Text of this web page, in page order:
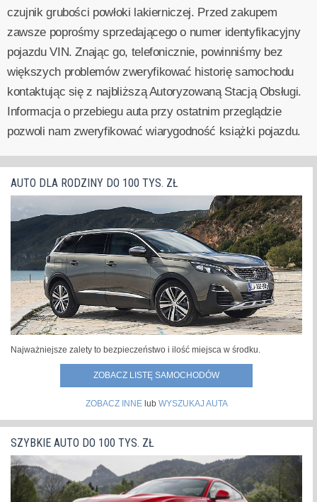
czujnik grubości powłoki lakierniczej. Przed zakupem
zawsze poprośmy sprzedającego o numer identyfikacyjny
pojazdu VIN. Znając go, telefonicznie, powinniśmy bez
większych problemów zweryfikować historię samochodu
kontaktując się z najbliższą Autoryzowaną Stacją Obsługi.
Informacja o przebiegu auta przy ostatnim przeglądzie
pozwoli nam zweryfikować wiarygodność książki pojazdu.
AUTO DLA RODZINY DO 100 TYS. ZŁ
Najważniejsze zalety to bezpieczeństwo i ilość miejsca w środku.
ZOBACZ LISTĘ SAMOCHODÓW
ZOBACZ INNElub WYSZUKAJ AUTA
SZYBKIE AUTO DO 100 TYS. ZŁ